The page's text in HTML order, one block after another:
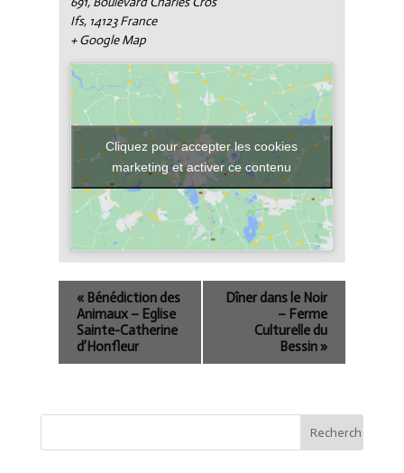
Ifs, 14123 France
+ Google Map
Cliquez pour accepter les cookies
marketing et activer ce contenu
«Bénédiction des
Animaux – Eglise
Sainte-Catherine
d’Honfleur
Dîner dans le Noir
– Ferme
Culturelle du
Bessin »